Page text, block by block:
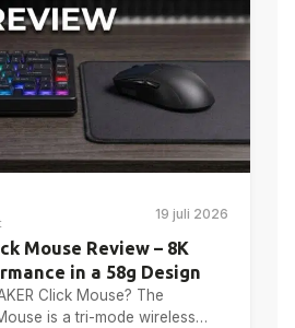
19 juli 2026
Mouse Review – 8K
in a 58g Design
Click Mouse? The
is a tri-mode wireless